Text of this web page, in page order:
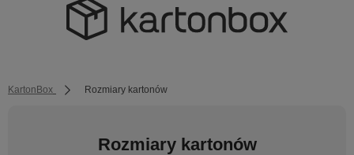
KartonBox Rozmiary kartonów
Rozmiary kartonów